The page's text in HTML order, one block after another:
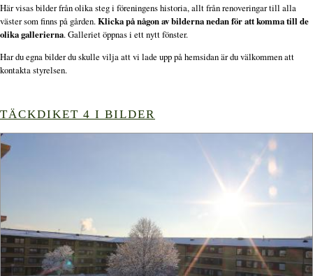
Här visas bilder från olika steg i föreningens historia, allt från renoveringar till alla
väster som finns på gården.Klicka på någon av bilderna nedan för att komma till de
olika gallerierna. Galleriet öppnas i ett nytt fönster.
Har du egna bilder du skulle vilja att vi lade upp på hemsidan är du välkommen att
kontakta styrelsen.
TÄCKDIKET 4 I BILDER